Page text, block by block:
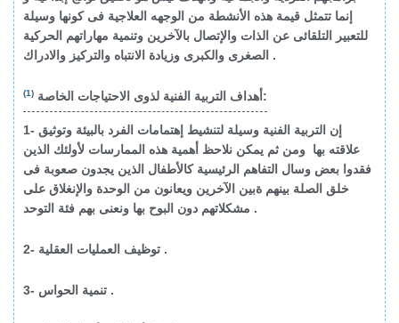
إنما تتمثل قيمة هذه الأنشطة من الوجهه العلاجية فى كونها وسيلة
للتعبير التلقائى عن الذات والإتصال بالآخرين وتنمية مهاراتهم الحركية
الصغرى والكبرى وزيادة الانتباه والتركيز والادراك .
أهداف التربية الفنية لذوى الاحتياجات الخاصة (
1
) :
1- إن التربية الفنية وسيلة لتنشيط إهتمامات الفرد بالبيئة وتوثيق
علاقته بها ومن ثم يمكن نلاحظ أهمية هذه الممارسات لأولئك الذين
فقدوا بعض وسال التفاهم الرئيسية كالأطفال الذين يجدون صعوبة فى
خلق الصلة بينهم ةبين الآخرين ويعانون من الوحدة والإنغلاق على
مشكلاتهم دون البوح بها ونعنى بهم فئة التوحد .
2- توظيف العمليات العقلية .
3- تنمية الحواس .